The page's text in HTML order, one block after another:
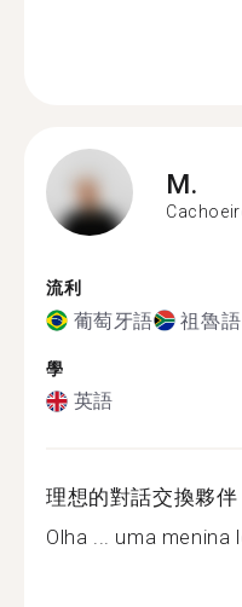
M.
流利
葡萄牙語 祖魯語
學
英語
理想的對話交換夥伴
Olha ... uma menina